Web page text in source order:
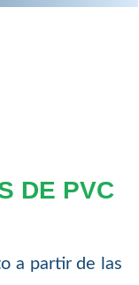
DE PVC
a partir de las